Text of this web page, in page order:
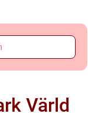
Värld